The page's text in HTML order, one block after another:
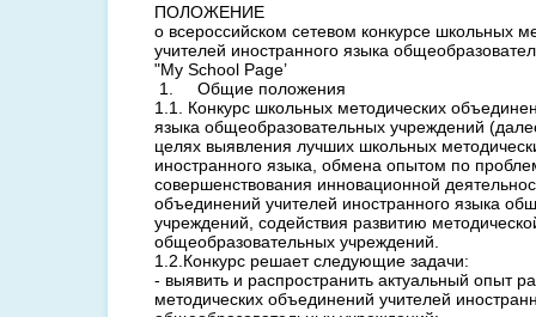
ПОЛОЖЕНИЕ
о всероссийском сетевом конкурсе школьных
учителей иностранного языка
"My School Page’
1. Общие положения
1.1. Конкурс школьных методических
языка общеобразовательных учреждений
целях выявления лучших школьных
иностранного языка, обмена опытом по
совершенствования инновационной
объединений учителей иностранного языка
учреждений, содействия развитию
общеобразовательных учреждений.
1.2.Конкурс решает следующие задачи:
- выявить и распространить актуальный опыт
методических объединений учителей